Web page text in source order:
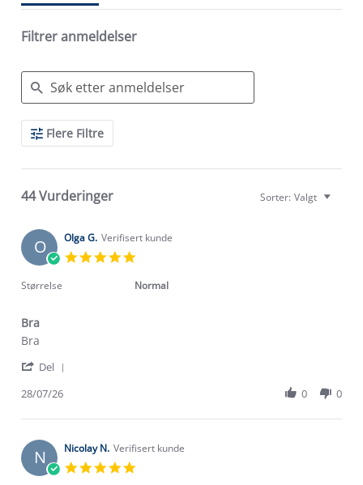
Filtrer anmeldelser
Search
ReviewsFlere Filtre
44 Vurderinger Sorter: Valgt
O Olga G. Verifisert kunde
rating
Størrelse Normal
Bra
Review
Olga
on
Jul
review
Bra
Bra
Del
Olga
on
28
Jul
28/07/26 0 0
N Nicolay N. Verifisert kunde